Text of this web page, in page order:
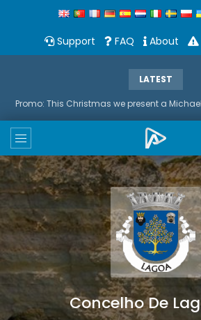
Support FAQ About
LATEST
Promo: This Christmas we present a
Concelho De